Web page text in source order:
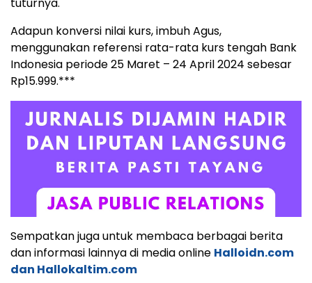
tuturnya.
Adapun konversi nilai kurs, imbuh Agus,
menggunakan referensi rata-rata kurs tengah Bank
Indonesia periode 25 Maret – 24 April 2024 sebesar
Rp15.999.***
Sempatkan juga untuk membaca berbagai berita
dan informasi lainnya di media online Halloidn.com
dan Hallokaltim.com